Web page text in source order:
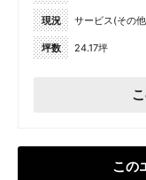
現況 サービス(その
坪数 24.17坪
この